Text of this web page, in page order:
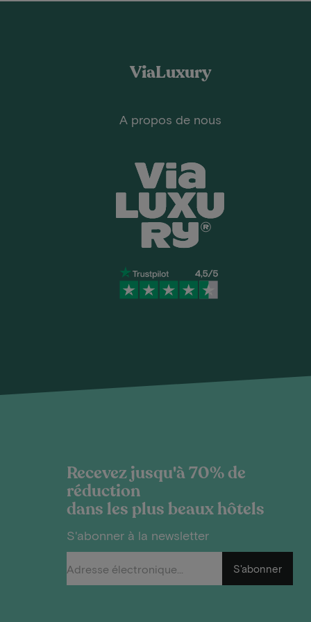
ViaLuxury
A propos de nous
Recevez jusqu'à 70% de
réduction
dans les plus beaux hôtels
S'abonner à la newsletter
S'abonner